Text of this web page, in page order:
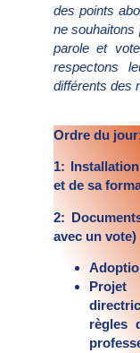
des points
ne
parole et
respectons
différents des
Ordre du
1:
et de sa
2:
avec un vote)
Projet
règles